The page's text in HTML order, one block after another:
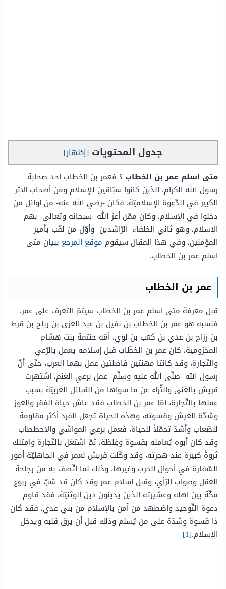
جدول المحتويات [إظهار]
متى اسلم عمر بن الخطاب ؟ فعمر بن الخطاب أحد صحابة
رسول الله الكرام، الذين كانوا سبّاقين للإسلام ومن أصحاب الأثر
الكبير في الدّعوة الإسلاميّة، فكان -رضي الله عنه- من أوائل من
دخلوا في الإسلام، وكان ممّن أعز الله -سبحانه وتعالى- بهم
الإسلام، وهو ثاني الخلفاء الرّاشدين وأوّل من لقّب بأمير
المؤمنين، وفي هذا المقال سيقوم موقع المرجع ببيان متى
اسلم عمر بن الخطاب.
عمر بن الخطاب
قبل معرفة متى اسلم عمر بن الخطاب سيتمّ التعرف على عمر،
فنسبه هو عمر بن الخطاب بن نفيل بن عبد العزى بن رباح بن قرط
بن رزاح بن عدي بن كعب بن لؤي، أمّه حنتمة بنت هشام
المخزومية، كان عمر بن الخطّاب قبل إسلامه يعمل بالرّعي
والتّجارة، وقد كانتا مهنتين فاضلتين عمل بهما العرب، حتّى أنّ
رسول الله -صلّى الله عليه وسلّم- عمل برعي الغنم، اشتهرت
قريش بالغنى والثّراء عن ما سواها من القبائل العربيّة بسبب
عملها بالتّجارة، أمّا عمر بن الخطاب فقد عاش حياة الفقر والعوز
وشدّة العيش وقسوته، وهذه الحياة تجعل الفرد أكثر مقاومة
للصّعاب وأشدّ تحمّلاً للحياة، فعمل برعي المواشي والاحططاب
وقد كان أبوه يُعامله بقسوة وغِلظة، ثمّ اشتغل بالتّجارة وامتلك
ثروةً كبيرة عند هجرته، وقد وكّلت قريش لعمر في الجاهليّة أمور
السّفارة في أحوال الحرب وغيرها، وذلك لما اتّصف به من رجاحة
العقل وصواب الرّأي، وقبل إسلام عمر وقد كان قد شبّ في ربوع
مكّة بين اهله وعشيرته الذين يدينون دين الوثنيّة، فقد قاوم
دعوة التّوحيد واضطهد من آمن بالإسلام من بني عدي، فقد كان
ذا قسوة وشدّة على من يُسلم وذلك قبل أن يرق قلبه ويدخل
الإسلام.[1]